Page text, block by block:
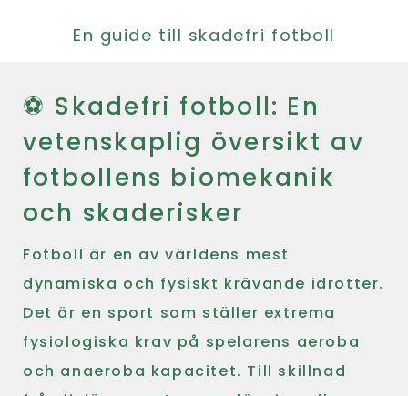
En guide till skadefri fotboll
⚽ Skadefri fotboll: En
vetenskaplig översikt av
fotbollens biomekanik
och skaderisker
Fotboll är en av världens mest
dynamiska och fysiskt krävande idrotter.
Det är en sport som ställer extrema
fysiologiska krav på spelarens aeroba
och anaeroba kapacitet. Till skillnad